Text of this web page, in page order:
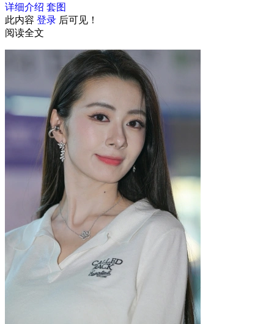
详细介绍 套图
此内容 登录 后可见！
阅读全文